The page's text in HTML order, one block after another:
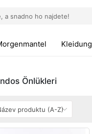
Kleidung
Önlükleri